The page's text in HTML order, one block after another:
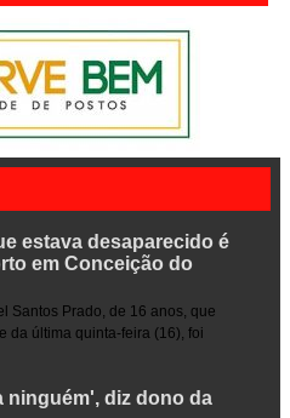
estava desaparecido é
em Conceição do
Santos Prado, de 16 anos, que
da última quinta-feira (16), foi
ninguém', diz dono da